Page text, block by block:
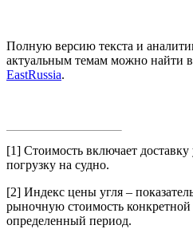
Полную версию текста и
актуальным темам можно найти в
EastRussia.
[1] Стоимость включает доставку
погрузку на судно.
[2] Индекс цены угля –
рыночную стоимость конкретной
определенный период.